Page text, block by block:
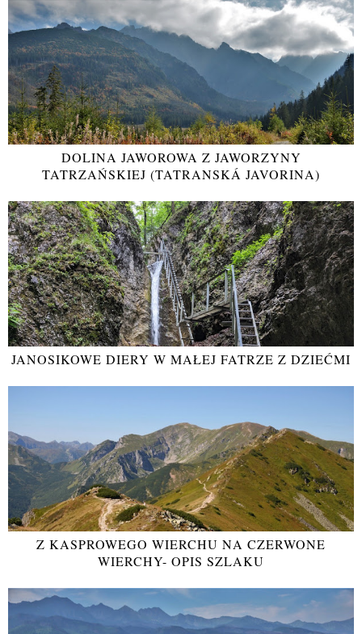
DOLINA JAWOROWA Z JAWORZYNY
TATRZAŃSKIEJ (TATRANSKÁ JAVORINA)
JANOSIKOWE DIERY W MAŁEJ FATRZE Z DZIEĆMI
Z KASPROWEGO WIERCHU NA CZERWONE
WIERCHY- OPIS SZLAKU